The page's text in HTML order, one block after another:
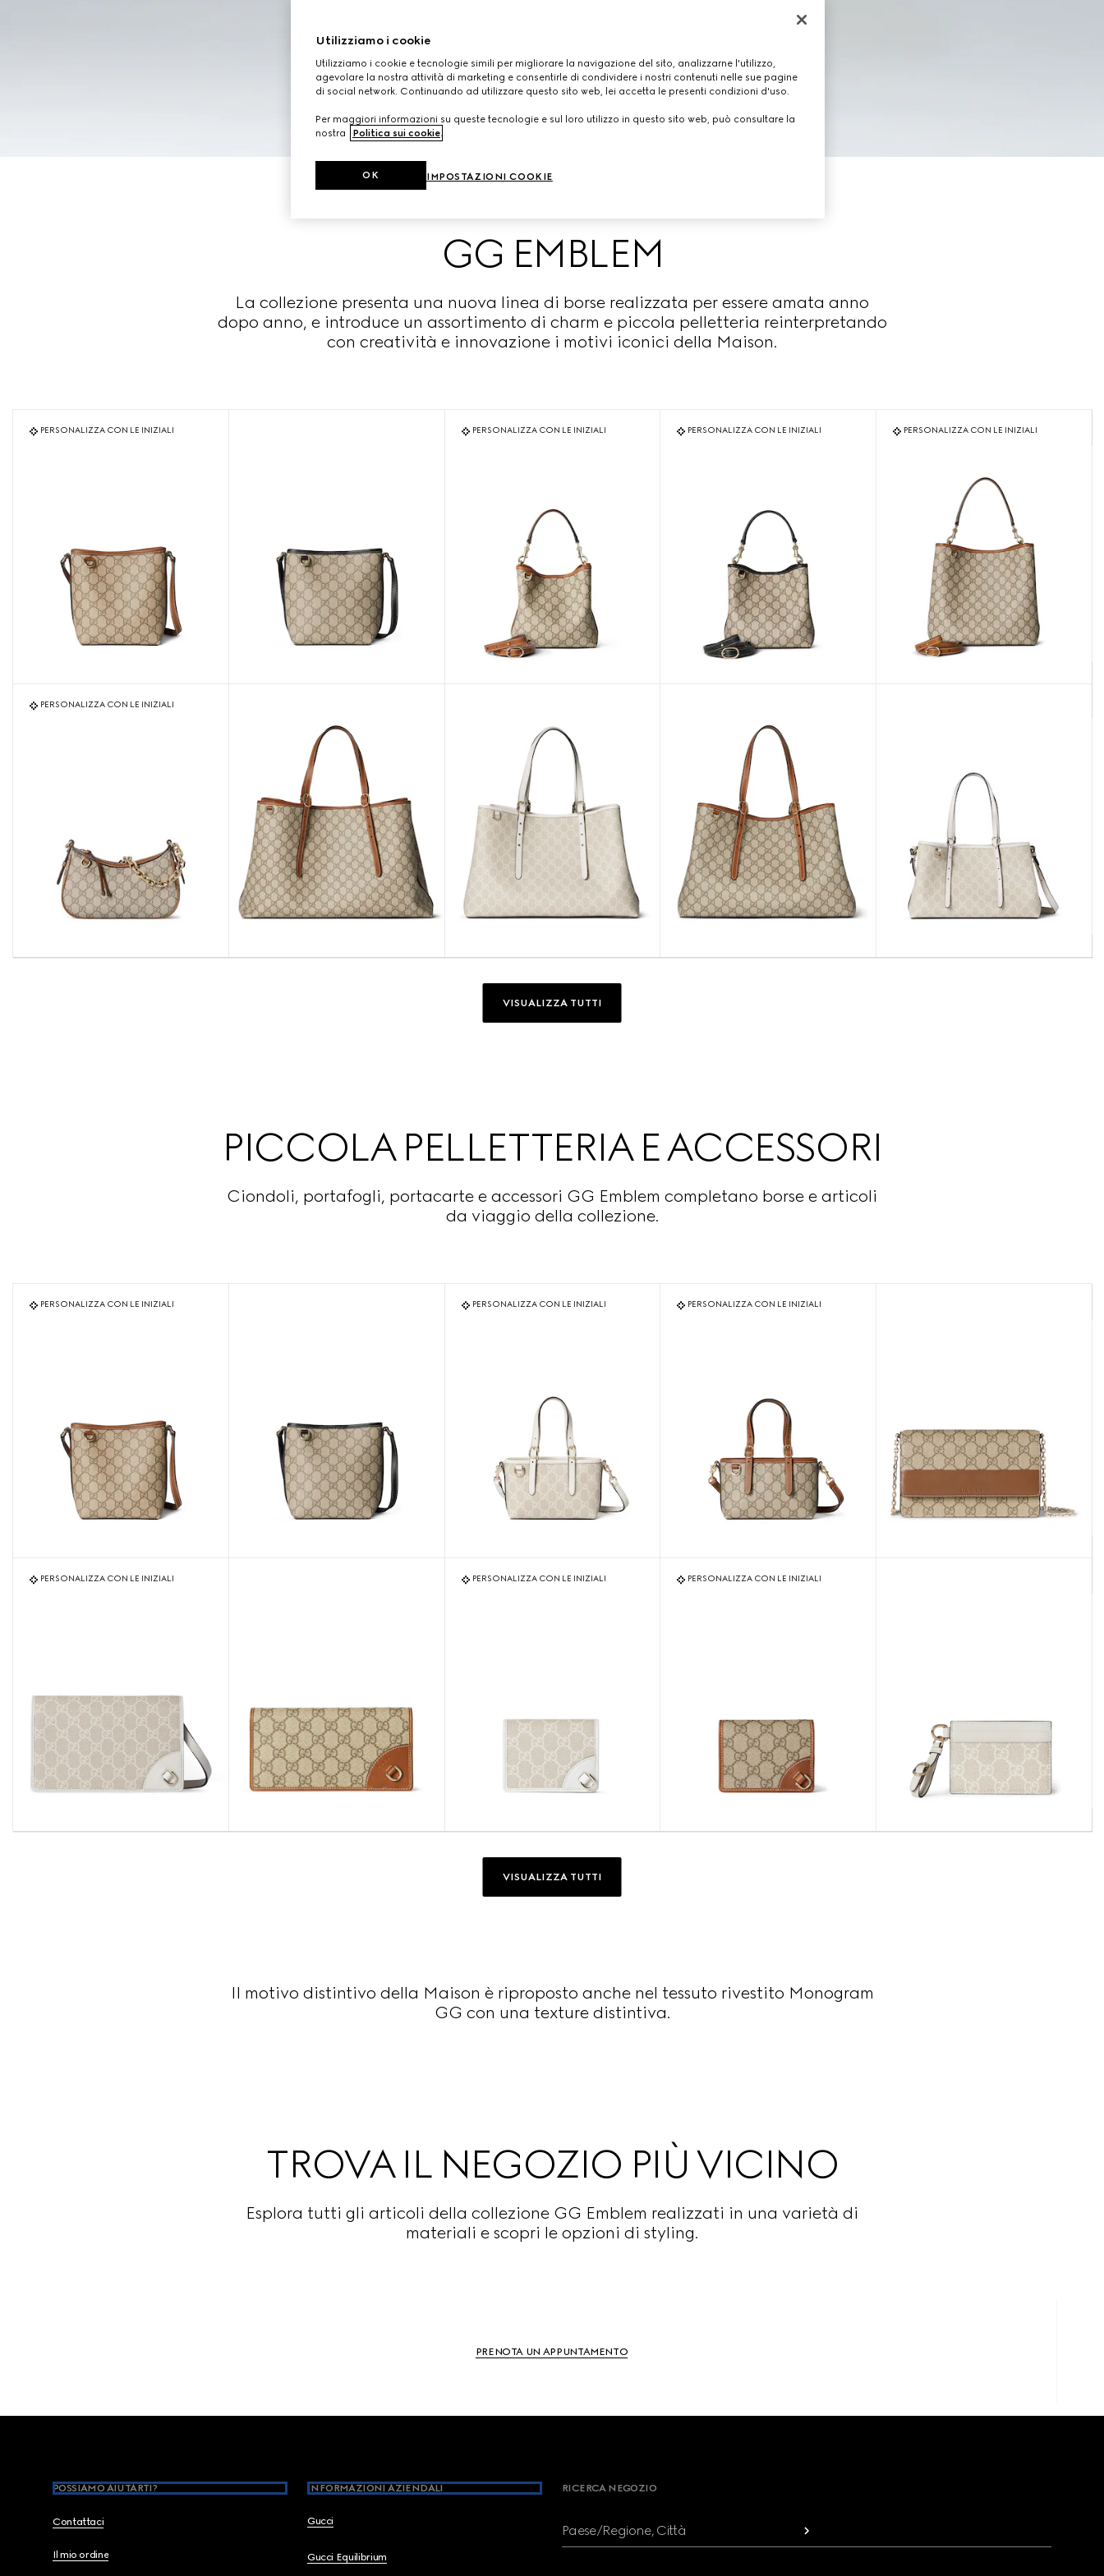
GG EMBLEM
La collezione presenta una nuova linea di borse realizzata per essere amata anno
dopo anno, e introduce un assortimento di charm e piccola pelletteria reinterpretando
con creatività e innovazione i motivi iconici della Maison.
PERSONALIZZA CON LE INIZIALI PERSONALIZZA CON LE INIZIALI PERSONALIZZA CON LE INIZIALI PERSONALIZZA CON LE INIZIALI
PERSONALIZZA CON LE INIZIALI
VISUALIZZA TUTTI
PICCOLA PELLETTERIA E ACCESSORI
Ciondoli, portafogli, portacarte e accessori GG Emblem completano borse e articoli
da viaggio della collezione.
PERSONALIZZA CON LE INIZIALI PERSONALIZZA CON LE INIZIALI PERSONALIZZA CON LE INIZIALI
PERSONALIZZA CON LE INIZIALI PERSONALIZZA CON LE INIZIALI PERSONALIZZA CON LE INIZIALI
VISUALIZZA TUTTI
Il motivo distintivo della Maison è riproposto anche nel tessuto rivestito Monogram
GG con una texture distintiva.
TROVA IL NEGOZIO PIÙ VICINO
Esplora tutti gli articoli della collezione GG Emblem realizzati in una varietà di
materiali e scopri le opzioni di styling.
PRENOTA UN APPUNTAMENTO
POSSIAMO AIUTARTI?
Contattaci
Il mio ordine
INFORMAZIONI AZIENDALI
Gucci
Gucci Equilibrium
RICERCA NEGOZIO
Paese/Regione, Città
Utilizziamo i cookie
Utilizziamo i cookie e tecnologie simili per migliorare la navigazione del sito, analizzarne l'utilizzo,
agevolare la nostra attività di marketing e consentirle di condividere i nostri contenuti nelle sue pagine
di social network. Continuando ad utilizzare questo sito web, lei accetta le presenti condizioni d'uso.
Per maggiori informazioni su queste tecnologie e sul loro utilizzo in questo sito web, può consultare la
nostra
Politica sui cookie.
IMPOSTAZIONI COOKIE
OK